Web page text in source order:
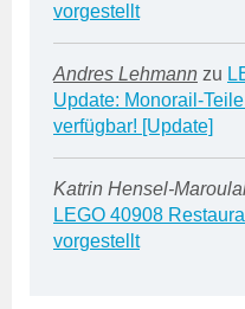
vorgestellt
Andres Lehmann zu
Update: Monorail-
verfügbar! [Update]
Katrin Hensel-
LEGO 40908
vorgestellt